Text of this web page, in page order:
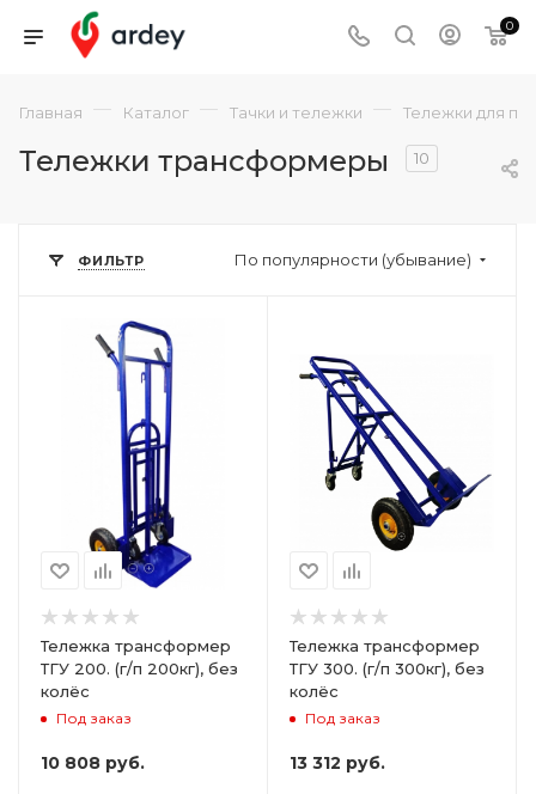
0
Главная — Каталог — Тачки и тележки — Тележки для
Тележки трансформеры 10
ФИЛЬТР По популярности (убывание)
Тележка трансформер
ТГУ 200. (г/п 200кг), без
колёс
Под заказ
10 808 руб.
Тележка трансформер
ТГУ 300. (г/п 300кг), без
колёс
Под заказ
13 312 руб.